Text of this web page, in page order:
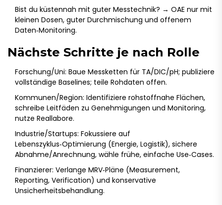
Bist du küstennah mit guter Messtechnik? → OAE nur mit
kleinen Dosen, guter Durchmischung und offenem
Daten‑Monitoring.
Nächste Schritte je nach Rolle
Forschung/Uni: Baue Messketten für TA/DIC/pH; publiziere
vollständige Baselines; teile Rohdaten offen.
Kommunen/Region: Identifiziere rohstoffnahe Flächen,
schreibe Leitfäden zu Genehmigungen und Monitoring,
nutze Reallabore.
Industrie/Startups: Fokussiere auf
Lebenszyklus‑Optimierung (Energie, Logistik), sichere
Abnahme/Anrechnung, wähle frühe, einfache Use‑Cases.
Finanzierer: Verlange MRV‑Pläne (Measurement,
Reporting, Verification) und konservative
Unsicherheitsbehandlung.